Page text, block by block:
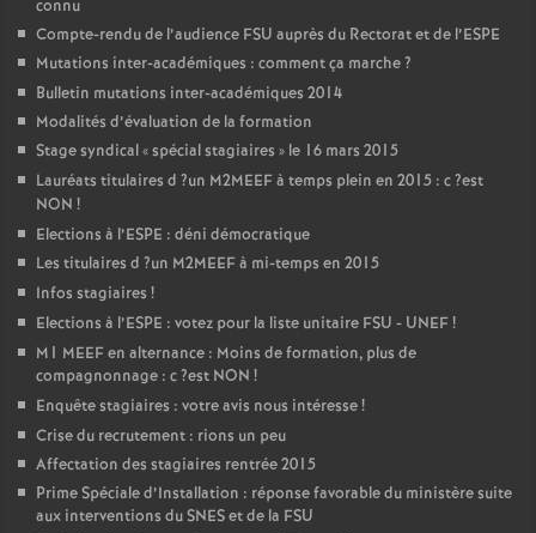
connu
Compte-rendu de l’audience FSU auprès du Rectorat et de l’ESPE
Mutations inter-académiques : comment ça marche?
Bulletin mutations inter-académiques 2014
Modalités d’évaluation de la formation
Stage syndical «spécial stagiaires » le 16 mars 2015
Lauréats titulaires d ?un M2MEEFà temps plein en 2015 : c?est
NON !
Elections à l’ESPE : déni démocratique
Les titulaires d ?un M2MEEFà mi-temps en 2015
Infos stagiaires !
Elections à l’ESPE : votez pour la liste unitaire FSU - UNEF!
M1 MEEFen alternance : Moins de formation, plus de
compagnonnage : c?est NON !
Enquête stagiaires : votre avis nous intéresse!
Crise du recrutement : rions un peu
Affectation des stagiaires rentrée 2015
Prime Spéciale d’Installation : réponse favorable du ministère suite
aux interventions duSNESet de la FSU